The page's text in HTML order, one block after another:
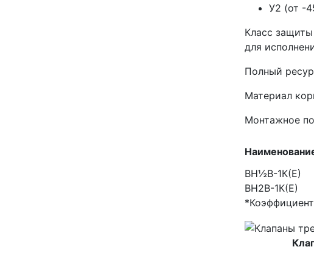
У2 (от -
Класс
для
Полный
Материал
Монтажное
ВН½В-1К(Е)
ВН2В-1К(Е)